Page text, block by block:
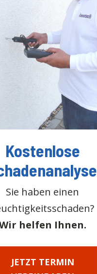
Kostenlose
Sie haben einen
helfen Ihnen.
JETZT TERMIN